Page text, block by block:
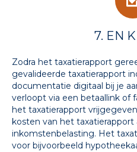
7. EN
Zodra het taxatierapport
gevalideerde taxatierapport
documentatie digitaal bij je
verloopt via een betaallink of
het taxatierapport
kosten van het
inkomstenbelasting. Het
voor bijvoorbeeld